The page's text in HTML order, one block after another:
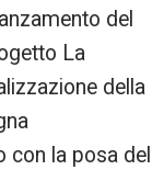
del
La
della
con la posa del